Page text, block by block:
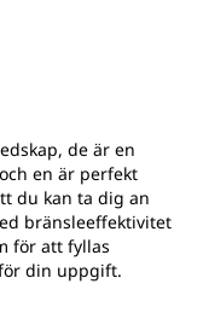
de är en
en är perfekt
du kan ta dig an
bränsleeffektivitet
för att fyllas
din uppgift.